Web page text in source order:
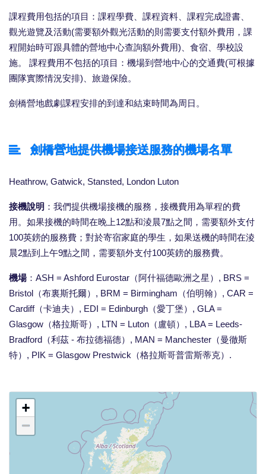
課程費用包括的項目：課程學費、課程資料、課程完成證書、
觀光遊覽及活動(需要額外觀光活動的則需要支付額外費用，課
程開始時可跟具體的營地中心查詢額外費用)、食宿、學校設
施。 課程費用不包括的項目：機場到營地中心的交通費(可根據
團隊實際情況安排)、旅遊保險。
劍橋營地戲劇課程安排的到達和結束時間為周日。
劍橋營地提供機場接送服務的機場名單
Heathrow, Gatwick, Stansted, London Luton
接機說明 ：我們提供機場接機的服務，接機費用為單程的費
用。如果接機的時間在晚上12點和淩晨7點之間，需要額外支付
100英鎊的服務費；對於寄宿家庭的學生，如果送機的時間在淩
晨2點到上午9點之間，需要額外支付100英鎊的服務費。
機場 ：ASH = Ashford Eurostar（阿什福德歐洲之星）, BRS =
Bristol（布裏斯托爾）, BRM = Birmingham（伯明翰）, CAR =
Cardiff（卡迪夫）, EDI = Edinburgh（愛丁堡）, GLA =
Glasgow（格拉斯哥）, LTN = Luton（盧頓）, LBA = Leeds-
Bradford（利茲 - 布拉德福德）, MAN = Manchester（曼徹斯
特）, PIK = Glasgow Prestwick（格拉斯哥普雷斯蒂克）.
+
−